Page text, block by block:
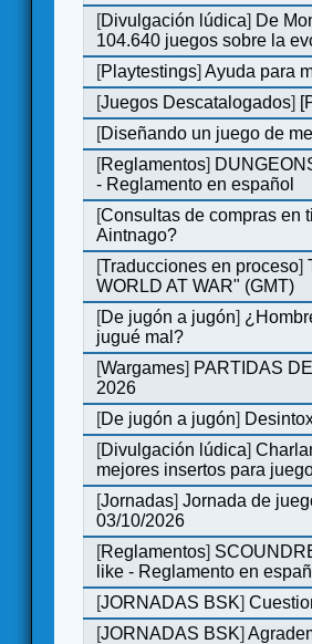
[Divulgación lúdica] De
104.640 juegos sobre la
[Playtestings]Ayuda para
[Juegos Descatalogados]
[Diseñando un juego de
[Reglamentos]
- Reglamento en español
[Consultas de compras en
Aintnago?
[Traducciones en proceso]
WORLD AT WAR" (GMT)
[De jugón a jugón]
jugué mal?
[Wargames] PARTIDAS
2026
[De jugón a jugón]
[Divulgación lúdica]
mejores insertos para
[Jornadas]Jornada de
03/10/2026
[Reglamentos]
like - Reglamento en
[JORNADAS BSK]
[JORNADAS BSK]